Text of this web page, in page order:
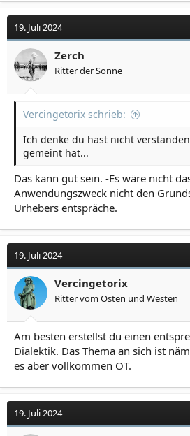
19. Juli 2024
Zerch
Ritter der Sonne
Vercingetorix schrieb:
Ich denke du hast nicht
gemeint hat...
Das kann gut sein. -Es wäre nicht
Anwendungszweck nicht den
Urhebers entspräche.
19. Juli 2024
Vercingetorix
Ritter vom Osten und Westen
Am besten erstellst du einen
Dialektik. Das Thema an sich ist
es aber vollkommen OT.
19. Juli 2024